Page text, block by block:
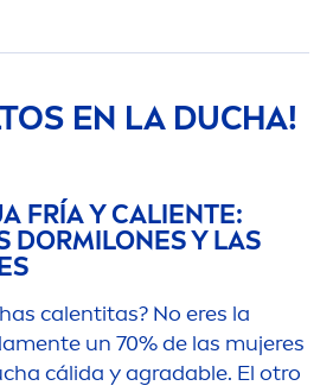
EN LA DUCHA!
FRÍA Y CALIENTE:
DORMILONES Y LAS
calentitas? No eres la
mente un 70% de las mujeres
cálida y agradable. El otro